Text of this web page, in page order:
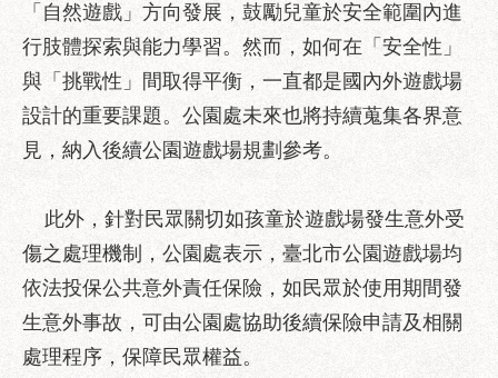
詞
彙
陳
情
系
統
府
網
站
資
料
開
「自然遊戲」方向發展，鼓勵兒童於安全範圍內進
行肢體探索與能力學習。然而，如何在「安全性」
與「挑戰性」間取得平衡，一直都是國內外遊戲場
設計的重要課題。公園處未來也將持續蒐集各界意
見，納入後續公園遊戲場規劃參考。
此外，針對民眾關切如孩童於遊戲場發生意外受
傷之處理機制，公園處表示，臺北市公園遊戲場均
依法投保公共意外責任保險，如民眾於使用期間發
生意外事故，可由公園處協助後續保險申請及相關
處理程序，保障民眾權益。